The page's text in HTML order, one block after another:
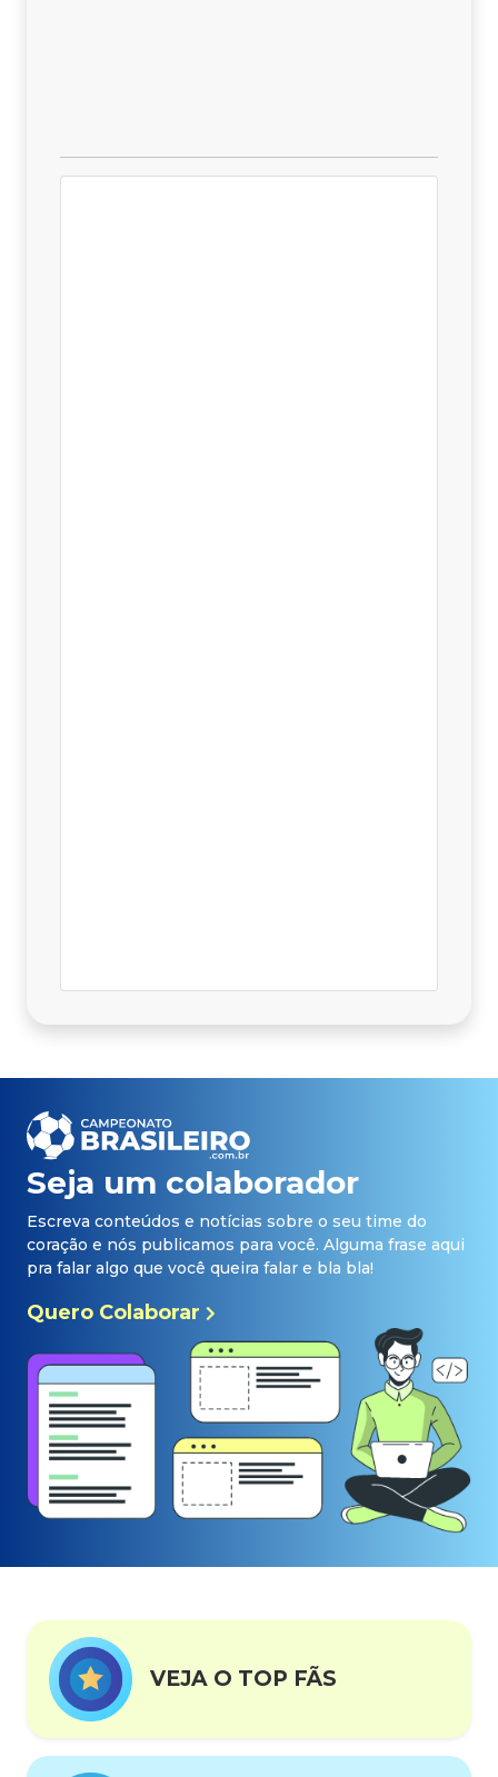
Seja um colaborador
Escreva conteúdos e notícias sobre o seu time do
coração e nós publicamos para você. Alguma frase aqui
pra falar algo que você queira falar e bla bla!
Quero Colaborar
VEJA O TOP FÃS